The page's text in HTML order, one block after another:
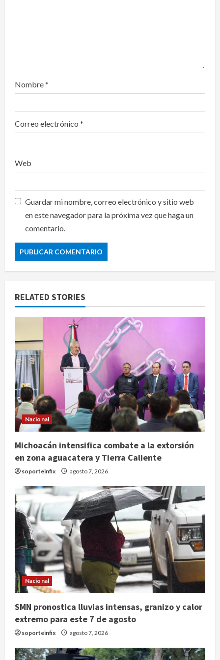
Nombre*
Correo electrónico *
Web
Guardar mi nombre, correo electrónico y sitio web
en este navegador para la próxima vez que haga un
comentario.
RELATED STORIES
Nacional
Michoacán intensifica combate a la extorsión
en zona aguacatera y Tierra Caliente
soporteinfix agosto 7, 2026
Nacional
SMN pronostica lluvias intensas, granizo y calor
extremo para este 7 de agosto
soporteinfix agosto 7, 2026
2
México y Perú restablecen
relaciones diplomáticas tras cuatro
años de enfrentamientos
agosto 8, 2026
Declaran accidental la muerte de